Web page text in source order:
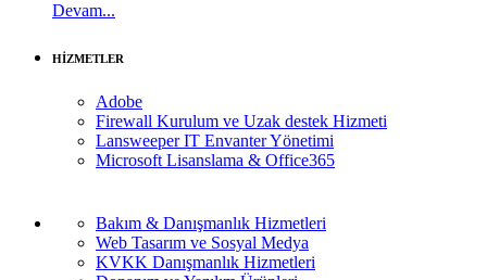
Devam...
HİZMETLER
Adobe
Firewall Kurulum ve Uzak destek Hizmeti
Lansweeper IT Envanter Yönetimi
Microsoft Lisanslama & Office365
Bakım & Danışmanlık Hizmetleri
Web Tasarım ve Sosyal Medya
KVKK Danışmanlık Hizmetleri